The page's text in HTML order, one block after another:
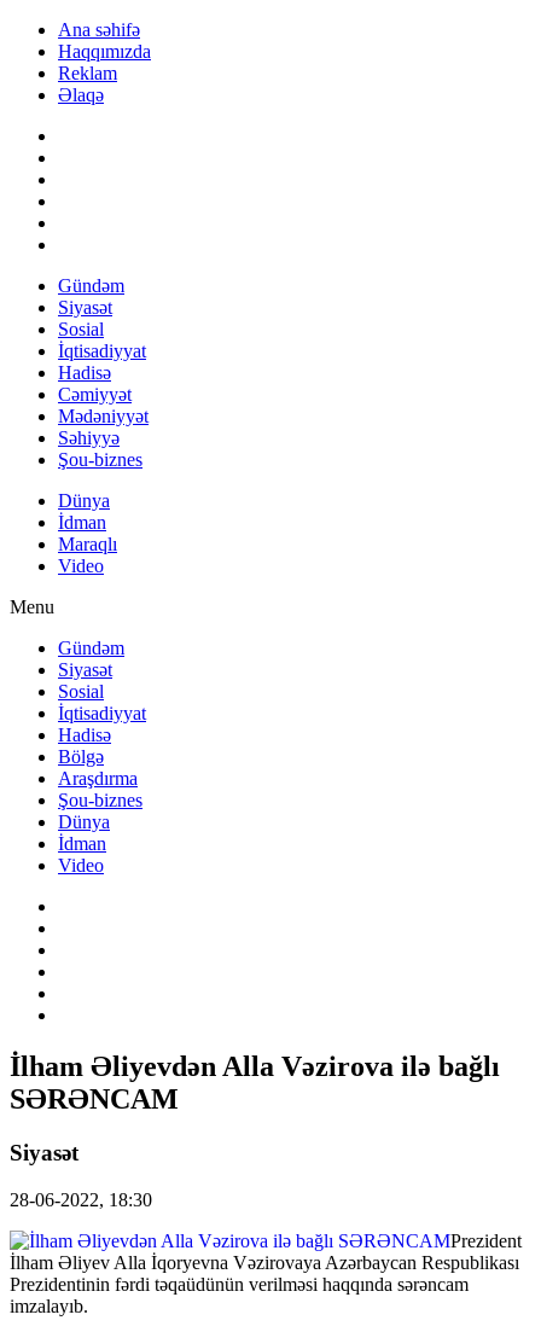
Ana səhifə
Haqqımızda
Reklam
Əlaqə
Gündəm
Siyasət
Sosial
İqtisadiyyat
Hadisə
Cəmiyyət
Mədəniyyət
Səhiyyə
Şou-biznes
Dünya
İdman
Maraqlı
Video
Menu
Gündəm
Siyasət
Sosial
İqtisadiyyat
Hadisə
Bölgə
Araşdırma
Şou-biznes
Dünya
İdman
Video
İlham Əliyevdən Alla Vəzirova ilə bağlı
SƏRƏNCAM
Siyasət
28-06-2022, 18:30
Prezident
İlham Əliyev Alla İqoryevna Vəzirovaya Azərbaycan Respublikası
Prezidentinin fərdi təqaüdünün verilməsi haqqında sərəncam
imzalayıb.